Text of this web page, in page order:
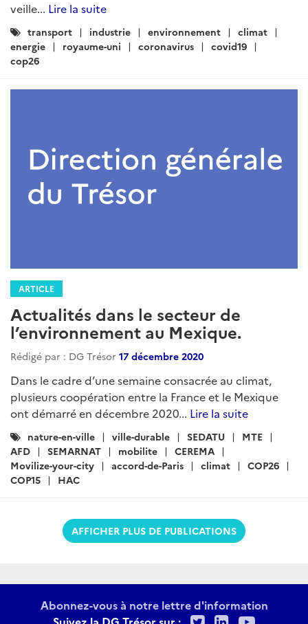
veille... Lire la suite
Catégories
:
transport industrie environnement
climat
energie
royaume-uni coronavirus
covid19
cop26
ARTICLE
Actualités dans le secteur de
l’environnement au Mexique.
Rédigé par : DG Trésor 17 décembre 2020
Dans le cadre d’une semaine consacrée au climat,
plusieurs coopération entre la France et le Mexique
ont démarré en décembre 2020... Lire la suite
Catégories
:
nature-en-ville ville-durable SEDATU
MTE
AFD
SEMARNAT mobilite
CEREMA
Movilize-your-city
accord-de-Paris climat
COP26
COP15
HAC
AFFICHER PLUS DE PUBLICATIONS
Abonnez-vous à notre lettre d'information